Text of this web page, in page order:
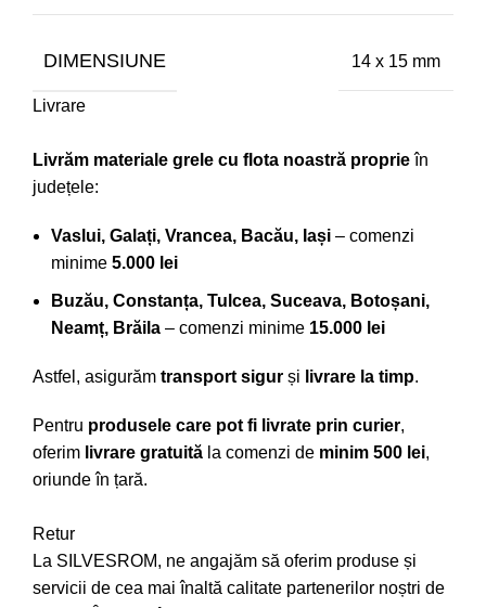
DIMENSIUNE 14 x 15 mm
Livrare
Livrăm materiale grele cu flota noastră proprieîn
județele:
Vaslui, Galați, Vrancea, Bacău, Iași – comenzi
minime 5.000 lei
Buzău, Constanța, Tulcea, Suceava, Botoșani,
Neamț, Brăila – comenzi minime 15.000 lei
Astfel, asigurăm transport sigur și livrare la timp.
Pentru produsele care pot fi livrate prin curier,
oferim livrare gratuită la comenzi de minim 500 lei,
oriunde în țară.
Retur
La SILVESROM, ne angajăm să oferim produse și
servicii de cea mai înaltă calitate partenerilor noștri de